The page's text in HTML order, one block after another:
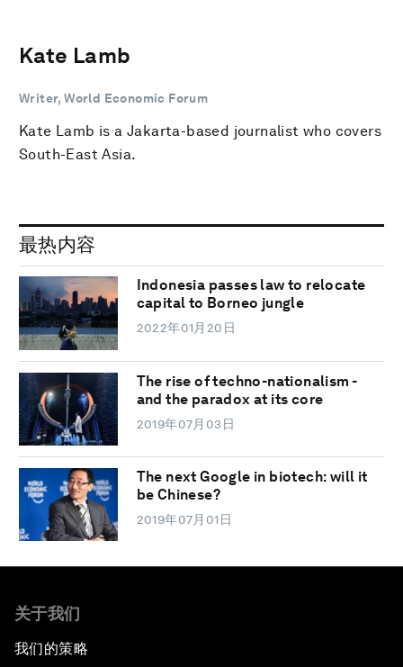
Kate Lamb
Writer, World Economic Forum
Kate Lamb is a Jakarta-based journalist who covers
South-East Asia.
最热内容
Indonesia passes law to relocate
capital to Borneo jungle
2022年01月20日
The rise of techno-nationalism -
and the paradox at its core
2019年07月03日
The next Google in biotech: will it
be Chinese?
2019年07月01日
关于我们
我们的策略